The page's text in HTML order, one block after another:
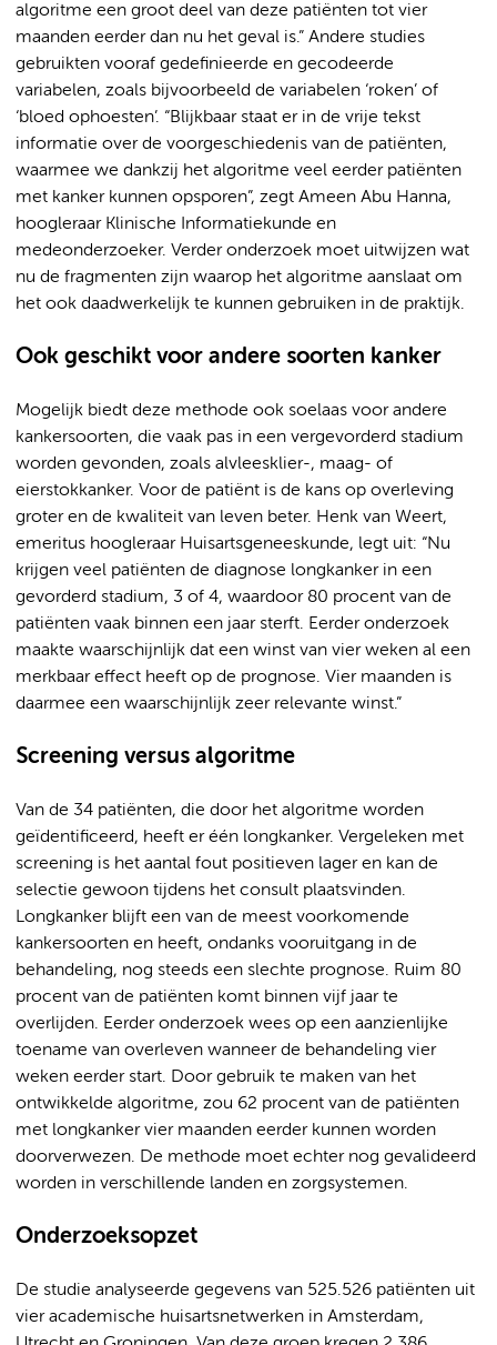
algoritme een groot deel van deze patiënten tot vier
maanden eerder dan nu het geval is.” Andere studies
gebruikten vooraf gedefinieerde en gecodeerde
variabelen, zoals bijvoorbeeld de variabelen ‘roken’ of
‘bloed ophoesten’. “Blijkbaar staat er in de vrije tekst
informatie over de voorgeschiedenis van de patiënten,
waarmee we dankzij het algoritme veel eerder patiënten
met kanker kunnen opsporen”, zegt Ameen Abu Hanna,
hoogleraar Klinische Informatiekunde en
medeonderzoeker. Verder onderzoek moet uitwijzen wat
nu de fragmenten zijn waarop het algoritme aanslaat om
het ook daadwerkelijk te kunnen gebruiken in de praktijk.
Ook geschikt voor andere soorten kanker
Mogelijk biedt deze methode ook soelaas voor andere
kankersoorten, die vaak pas in een vergevorderd stadium
worden gevonden, zoals alvleesklier-, maag- of
eierstokkanker. Voor de patiënt is de kans op overleving
groter en de kwaliteit van leven beter. Henk van Weert,
emeritus hoogleraar Huisartsgeneeskunde, legt uit: “Nu
krijgen veel patiënten de diagnose longkanker in een
gevorderd stadium, 3 of 4, waardoor 80 procent van de
patiënten vaak binnen een jaar sterft. Eerder onderzoek
maakte waarschijnlijk dat een winst van vier weken al een
merkbaar effect heeft op de prognose. Vier maanden is
daarmee een waarschijnlijk zeer relevante winst.”
Screening versus algoritme
Van de 34 patiënten, die door het algoritme worden
geïdentificeerd, heeft er één longkanker. Vergeleken met
screening is het aantal fout positieven lager en kan de
selectie gewoon tijdens het consult plaatsvinden.
Longkanker blijft een van de meest voorkomende
kankersoorten en heeft, ondanks vooruitgang in de
behandeling, nog steeds een slechte prognose. Ruim 80
procent van de patiënten komt binnen vijf jaar te
overlijden. Eerder onderzoek wees op een aanzienlijke
toename van overleven wanneer de behandeling vier
weken eerder start. Door gebruik te maken van het
ontwikkelde algoritme, zou 62 procent van de patiënten
met longkanker vier maanden eerder kunnen worden
doorverwezen. De methode moet echter nog gevalideerd
worden in verschillende landen en zorgsystemen.
Onderzoeksopzet
De studie analyseerde gegevens van 525.526 patiënten uit
vier academische huisartsnetwerken in Amsterdam,